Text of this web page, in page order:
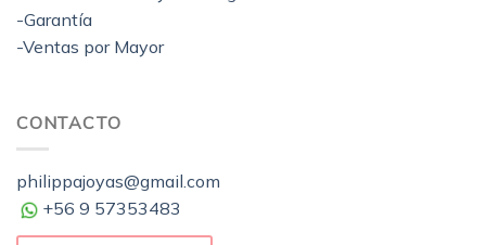
-Garantía
-Ventas por Mayor
CONTACTO
philippajoyas@gmail.com
+56 9 57353483